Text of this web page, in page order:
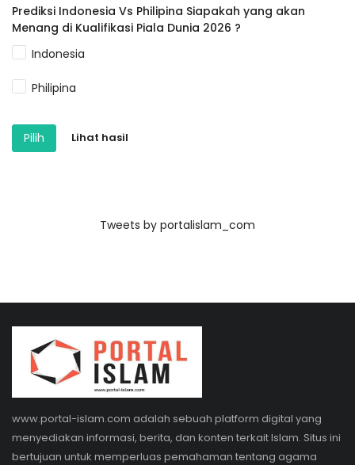
Prediksi Indonesia Vs Philipina Siapakah yang akan
Menang di Kualifikasi Piala Dunia 2026 ?
Indonesia
Philipina
Pilih Lihat hasil
Tweets by portalislam_com
www.portal-islam.com adalah sebuah platform digital yang
menyediakan informasi, berita, dan konten terkait Islam. Situs ini
bertujuan untuk memperluas pemahaman tentang agama